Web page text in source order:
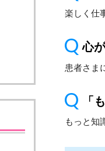
楽しく仕
心
患者さま
「
もっと知